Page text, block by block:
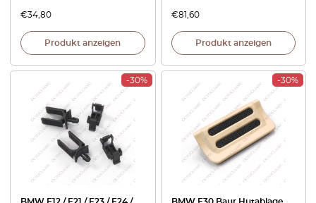
€34,80
Produkt anzeigen
€81,60
Produkt anzeigen
-30% -30%